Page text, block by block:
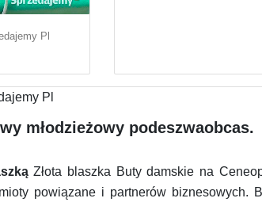
Pl
młodzieżowy podeszwaobcas.
Złota blaszka Buty damskie na
powiązane i partnerów